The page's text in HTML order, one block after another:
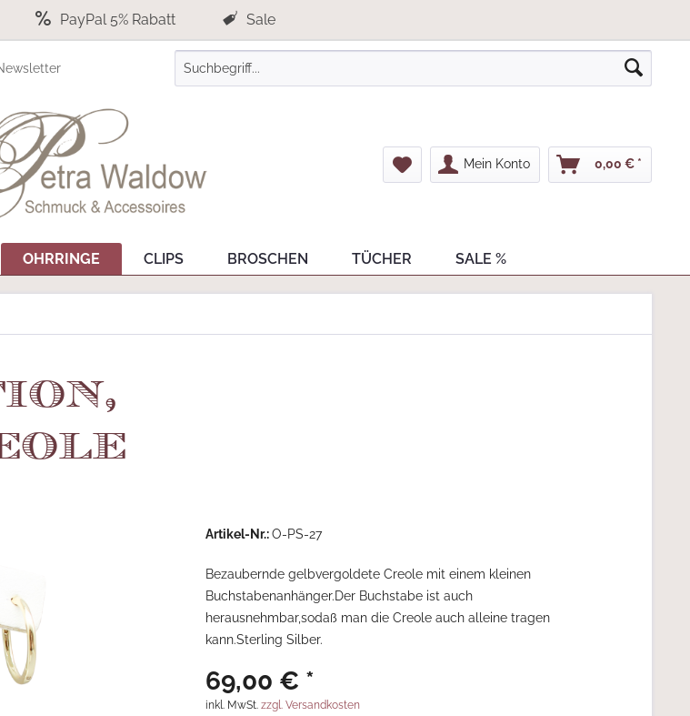
PayPal 5% Rabatt Sale
Mein Konto 0,00 € *
OHRRINGE CLIPS BROSCHEN TÜCHER SALE %
Artikel-Nr.:O-PS-27
Bezaubernde gelbvergoldete Creole mit einem kleinen
Buchstabenanhänger.Der Buchstabe ist auch
herausnehmbar,sodaß man die Creole auch alleine tragen
kann.Sterling Silber.
69,00 € *
inkl. MwSt.zzgl. Versandkosten